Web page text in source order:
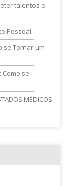
talentos e
Pessoal
se Tornar um
se
MÉDICOS